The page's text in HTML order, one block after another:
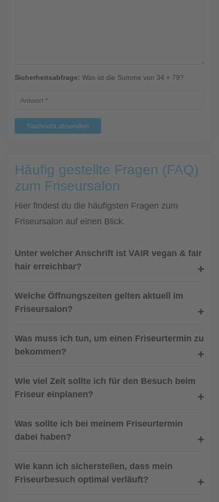
Sicherheitsabfrage: Was ist die Summe von 34 + 79?
Nachricht absenden
Häufig gestellte Fragen (FAQ)
zum Friseursalon
Hier findest du die häufigsten Fragen zum
Friseursalon auf einen Blick.
Unter welcher Anschrift ist VAIR vegan & fair
hair erreichbar?
Welche Öffnungszeiten gelten aktuell im
Friseursalon?
Was muss ich tun, um einen Friseurtermin zu
bekommen?
Wie viel Zeit sollte ich für den Besuch beim
Friseur einplanen?
Was sollte ich bei meinem Friseurtermin
dabei haben?
Wie kann ich sicherstellen, dass mein
Friseurbesuch optimal verläuft?